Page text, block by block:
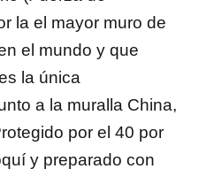
la el mayor muro de
el mundo y que
la única
a la muralla China,
por el 40 por
y preparado con